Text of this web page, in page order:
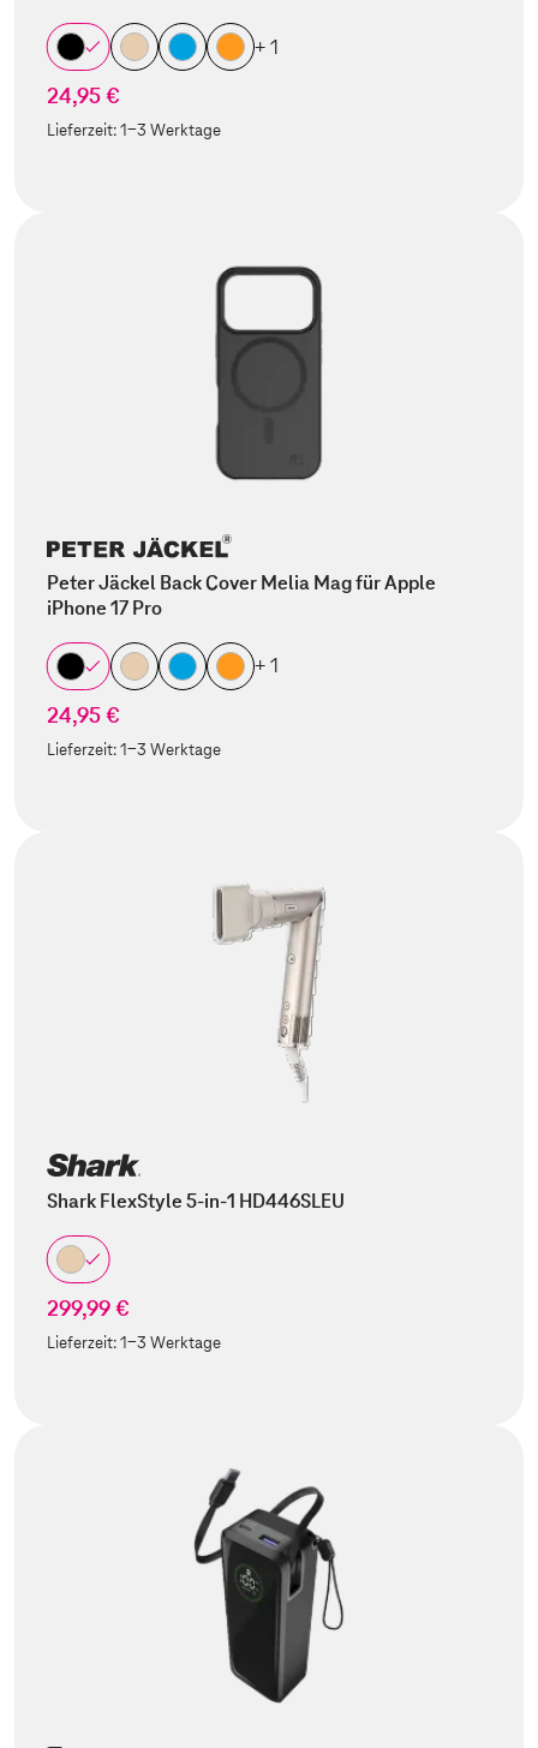
+ 1
24,95 €
Lieferzeit:1-3 Werktage
Peter Jäckel Back Cover Melia Mag für Apple
iPhone 17 Pro
+ 1
24,95 €
Lieferzeit:1-3 Werktage
Shark FlexStyle 5-in-1 HD446SLEU
299,99 €
Lieferzeit:1-3 Werktage